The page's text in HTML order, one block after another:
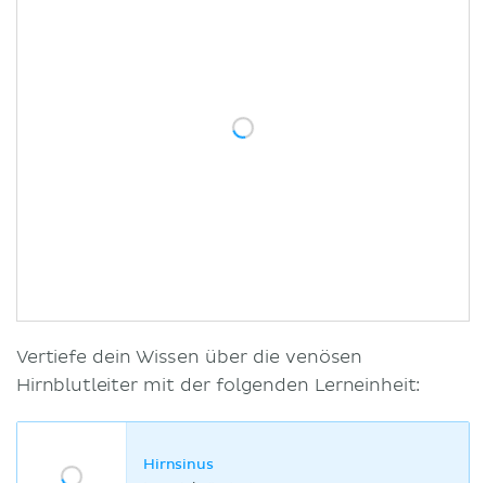
Vertiefe dein Wissen über die venösen
Hirnblutleiter mit der folgenden Lerneinheit:
Hirnsinus